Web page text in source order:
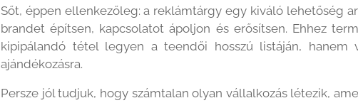
Sőt, éppen ellenkezőleg: a reklámtárgy egy kiváló lehetőség
brandet építsen, kapcsolatot ápoljon és erősítsen. Ehhez
kipipálandó tétel legyen a teendői hosszú listáján, hanem
ajándékozásra.
Persze jól tudjuk, hogy számtalan olyan vállalkozás létezik,